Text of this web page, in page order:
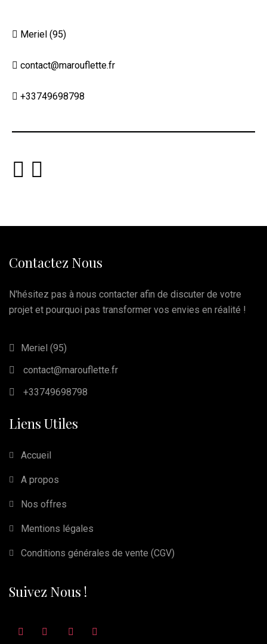
Meriel (95)
contact@marouflette.fr
+33749698798
Contactez Nous
N'hésitez pas à nous contacter afin de discuter de votre
projet et pourquoi pas transformer vos envies en réalité !
Meriel (95)
contact@marouflette.fr
+33749698798
Liens Utiles
Accueil
A propos
Nos offres
Mentions légales
Conditions générales de vente (CGV)
Suivez Nous !